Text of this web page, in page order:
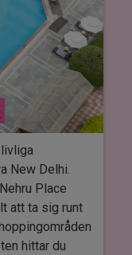
en restaurang
rätter och
färska,
måltider i
inomhus eller i
Haveli är
haveli-
är inredda
enkelsängar
Wi-Fi,
New Delhi.
Place
att ta sig runt
hittar du